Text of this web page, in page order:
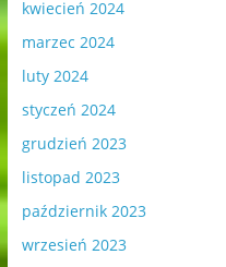
kwiecień 2024
marzec 2024
luty 2024
styczeń 2024
grudzień 2023
listopad 2023
październik 2023
wrzesień 2023